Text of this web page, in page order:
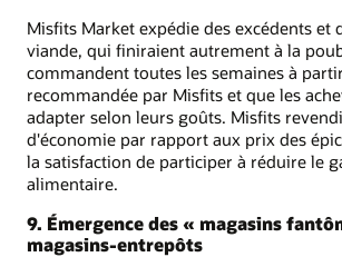
Misfits Market expédie des excédents et
viande, qui finiraient autrement à la
commandent toutes les semaines à
recommandée par Misfits et que les
adapter selon leurs goûts. Misfits
d'économie par rapport aux prix des
la satisfaction de participer à réduire le
alimentaire.
9. Émergence des « magasins
magasins-entrepôts